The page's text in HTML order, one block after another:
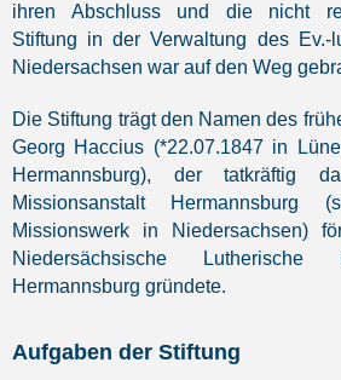
ihren Abschluss und die nicht
Stiftung in der Verwaltung des Ev.-
Niedersachsen war auf den Weg
Die Stiftung trägt den Namen des
Georg Haccius (*22.07.1847 in
Hermannsburg), der tatkräftig
Missionsanstalt Hermannsburg
Missionswerk in Niedersachsen)
Niedersächsische Lutherische
Hermannsburg gründete.
Aufgaben der Stiftung